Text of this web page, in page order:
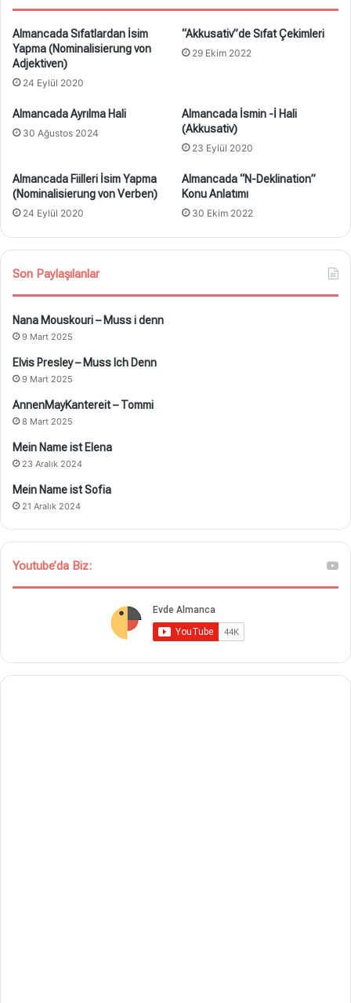
Almancada Sıfatlardan İsim
Yapma (Nominalisierung von
Adjektiven)
24 Eylül 2020
“Akkusativ”de Sıfat Çekimleri
29 Ekim 2022
Almancada Ayrılma Hali
30 Ağustos 2024
Almancada İsmin -İ Hali
(Akkusativ)
23 Eylül 2020
Almancada Fiilleri İsim Yapma
(Nominalisierung von Verben)
24 Eylül 2020
Almancada “N-Deklination”
Konu Anlatımı
30 Ekim 2022
Son Paylaşılanlar
Nana Mouskouri – Muss i denn
9 Mart 2025
Elvis Presley – Muss Ich Denn
9 Mart 2025
AnnenMayKantereit – Tommi
8 Mart 2025
Mein Name ist Elena
23 Aralık 2024
Mein Name ist Sofia
21 Aralık 2024
Youtube’da Biz: